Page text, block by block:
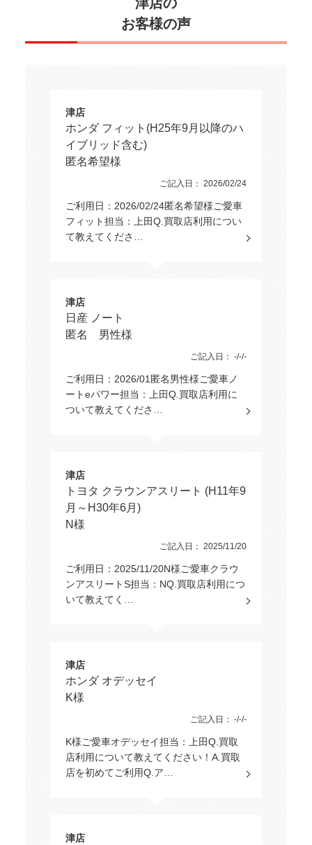
お客様の声
津店
ホンダ フィット(H25年9月以降のハ
イブリッド含む)
匿名希望様
ご記入日： 2026/02/24
ご利用日：2026/02/24匿名希望様ご愛車
フィット担当：上田Q.買取店利用につい
て教えてくださ…
津店
日産 ノート
匿名 男性様
ご記入日： -/-/-
ご利用日：2026/01匿名男性様ご愛車ノ
ートeパワー担当：上田Q.買取店利用に
ついて教えてくださ…
津店
トヨタ クラウンアスリート (H11年9
月～H30年6月)
N様
ご記入日： 2025/11/20
ご利用日：2025/11/20N様ご愛車クラウ
ンアスリートS担当：NQ.買取店利用につ
いて教えてく…
津店
ホンダ オデッセイ
K様
ご記入日： -/-/-
K様ご愛車オデッセイ担当：上田Q.買取
店利用について教えてください！A.買取
店を初めてご利用Q.ア…
津店